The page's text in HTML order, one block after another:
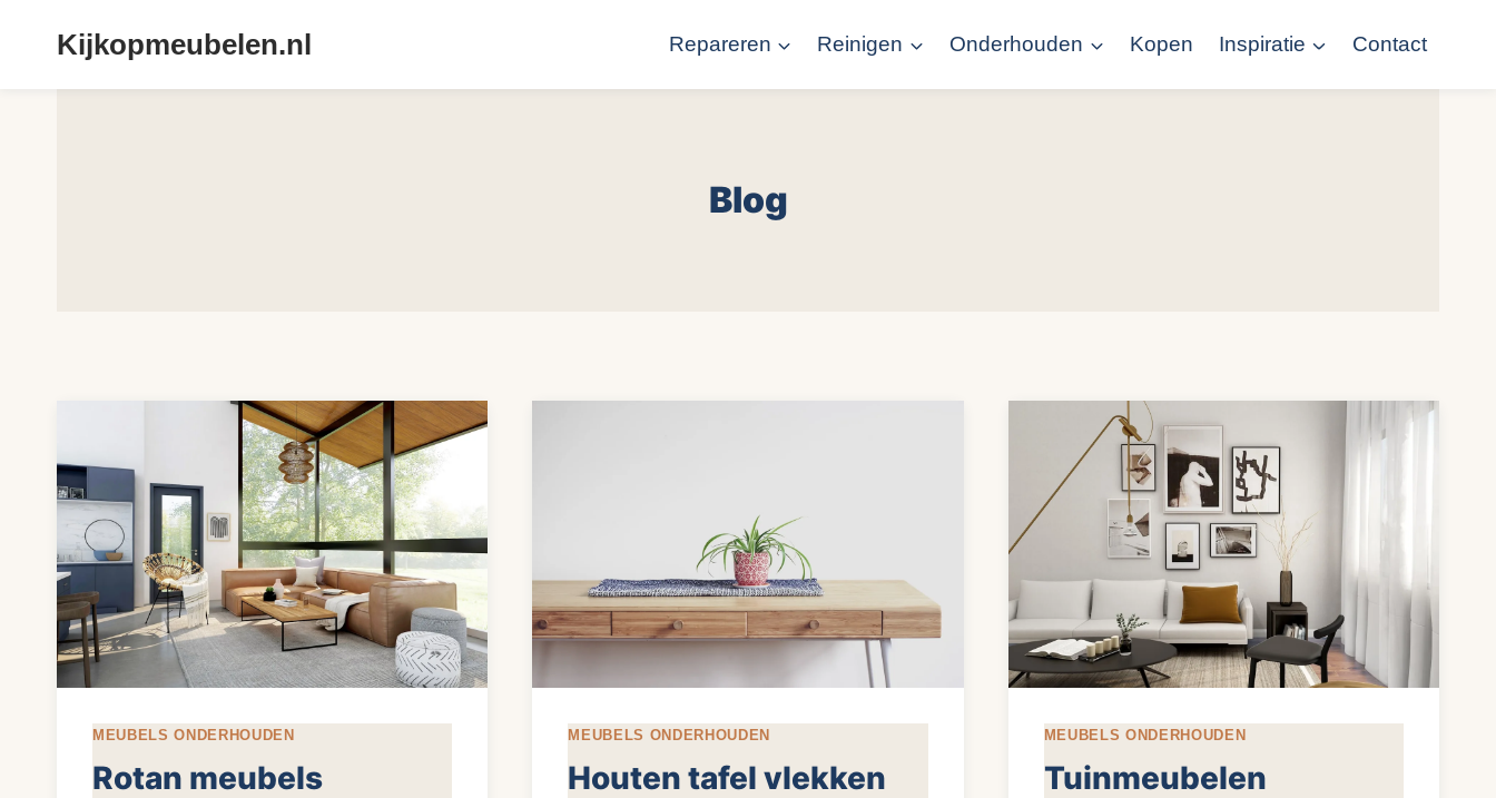
Kijkopmeubelen.nl Repareren Reinigen Onderhouden Kopen Inspiratie Contact
Blog
MEUBELS ONDERHOUDEN
Rotan meubels
MEUBELS ONDERHOUDEN
Houten tafel vlekken
MEUBELS ONDERHOUDEN
Tuinmeubelen